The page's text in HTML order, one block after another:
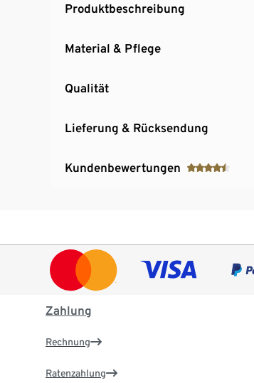
Produktbeschreibung
Material & Pflege
Qualität
Lieferung & Rücksendung
Kundenbewertungen
Zahlung
Rechnung
Ratenzahlung